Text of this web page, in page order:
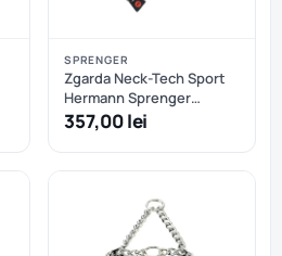
SPRENGER
Zgarda Neck-Tech Sport
Hermann Sprenger
pentru dresaj, din otel
inoxidabil NEGRU MAT cu
catarama rapida - 60 cm
357,00 lei